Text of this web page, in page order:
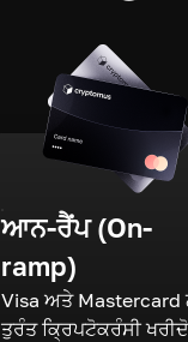
ਆਨ-ਰੈਂਪ (On-
ramp)
Visa ਅਤੇ Mastercard
ਤੁਰੰਤ ਕ੍ਰਿਪਟੋਕਰੰਸੀ ਖਰੀਦੋ